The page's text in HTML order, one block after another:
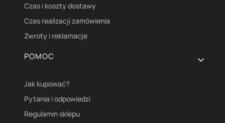
Czas i koszty dostawy
Czas realizacji zamówienia
Zwroty i reklamacje
POMOC
Jak kupować?
Pytania i odpowiedzi
Regulamin sklepu